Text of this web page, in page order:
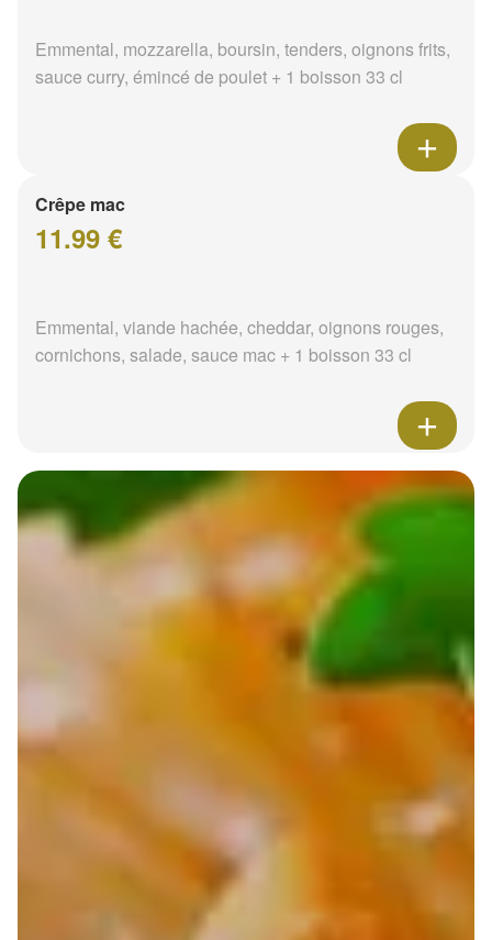
Emmental, mozzarella, boursin, tenders, oignons frits,
sauce curry, émincé de poulet + 1 boisson 33 cl
Crêpe mac
11.99 €
Emmental, viande hachée, cheddar, oignons rouges,
cornichons, salade, sauce mac + 1 boisson 33 cl